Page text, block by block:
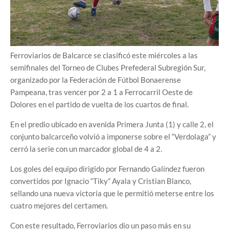
Ferroviarios de Balcarce se clasificó este miércoles a las
semifinales del Torneo de Clubes Prefederal Subregión Sur,
organizado por la Federación de Fútbol Bonaerense
Pampeana, tras vencer por 2 a 1 a Ferrocarril Oeste de
Dolores en el partido de vuelta de los cuartos de final.
En el predio ubicado en avenida Primera Junta (1) y calle 2, el
conjunto balcarceño volvió a imponerse sobre el “Verdolaga” y
cerró la serie con un marcador global de 4 a 2.
Los goles del equipo dirigido por Fernando Galíndez fueron
convertidos por Ignacio “Tiky” Ayala y Cristian Blanco,
sellando una nueva victoria que le permitió meterse entre los
cuatro mejores del certamen.
Con este resultado, Ferroviarios dio un paso más en su